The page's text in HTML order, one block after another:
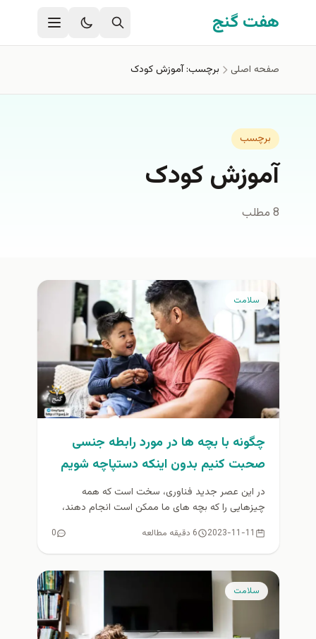
رفتن به محتوای اصلی
هفت گنج
صفحه اصلی برچسب: آموزش کودک
برچسب
آموزش کودک
8 مطلب
سلامت
چگونه با بچه ها در مورد رابطه جنسی
صحبت کنیم بدون اینکه دستپاچه شویم
در این عصر جدید فناوری، سخت است که همه
چیزهایی را که بچه‌ های ما ممکن است انجام دهند،
2023-11-11 6 دقیقه مطالعه 0
سلامت